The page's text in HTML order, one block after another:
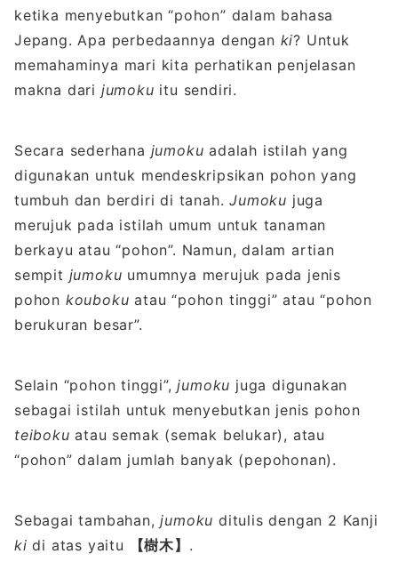
ketika menyebutkan “pohon” dalam bahasa
Jepang. Apa perbedaannya dengan ki? Untuk
memahaminya mari kita perhatikan penjelasan
makna dari jumoku itu sendiri.
Secara sederhana jumoku adalah istilah yang
digunakan untuk mendeskripsikan pohon yang
tumbuh dan berdiri di tanah.Jumoku juga
merujuk pada istilah umum untuk tanaman
berkayu atau “pohon”. Namun, dalam artian
sempit jumoku umumnya merujuk pada jenis
pohon kouboku atau “pohon tinggi” atau “pohon
berukuran besar”.
Selain “pohon tinggi”,jumoku juga digunakan
sebagai istilah untuk menyebutkan jenis pohon
teiboku atau semak (semak belukar), atau
“pohon” dalam jumlah banyak (pepohonan).
Sebagai tambahan,jumoku ditulis dengan 2 Kanji
kidi atas yaitu 【樹木】 .